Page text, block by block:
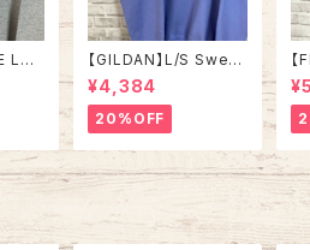
LO
ー 2
古
【GILDAN】L/S Swea
t/Trainer L相当 “ NE
W SMYRNA BEACH”
スーベニア スウェット ト
レーナー ニュー スミナ
ー ビーチ フロリダ パー
プル ラベンダー 紫アメ
リカ USA 古着
¥4,384
20%OFF
ス
Y
ヴ